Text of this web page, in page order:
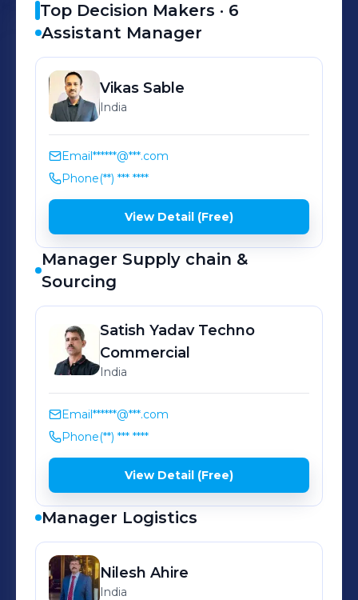
Top Decision Makers · 6
Assistant Manager
Vikas Sable
India
Email******@***.com
Phone(**) *** ****
View Detail (Free)
Manager Supply chain &
Sourcing
Satish Yadav Techno
Commercial
India
Email******@***.com
Phone(**) *** ****
View Detail (Free)
Manager Logistics
Nilesh Ahire
India